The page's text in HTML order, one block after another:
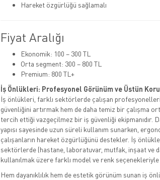
Hareket özgürlüğü sağlamalı
Fiyat Aralığı
Ekonomik: 100 – 300 TL
Orta segment: 300 – 800 TL
Premium: 800 TL+
İş Önlükleri: Profesyonel Görünüm ve Üstün
İş önlükleri, farklı sektörlerde çalışan
güvenliğini artırmak hem de daha temiz bir çalışma
tercih ettiği vazgeçilmez bir iş güvenliği ekipmanıdır.
yapısı sayesinde uzun süreli kullanım sunarken,
çalışanların hareket özgürlüğünü destekler. İş
sektörlerde (hastane, laboratuvar, mutfak, inşaat ve
kullanılmak üzere farklı model ve renk seçenekleriyle
Hem dayanıklılık hem de estetik görünüm sunan iş